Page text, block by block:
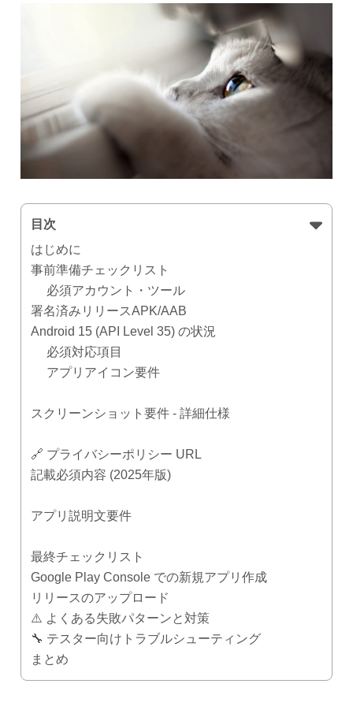
目次
はじめに
事前準備チェックリスト
必須アカウント・ツール
署名済みリリースAPK/AAB
Android 15 (API Level 35) の状況
必須対応項目
アプリアイコン要件
スクリーンショット要件 - 詳細仕様
🔗 プライバシーポリシー URL
記載必須内容 (2025年版)
アプリ説明文要件
最終チェックリスト
Google Play Console での新規アプリ作成
リリースのアップロード
⚠️ よくある失敗パターンと対策
🔧 テスター向けトラブルシューティング
まとめ